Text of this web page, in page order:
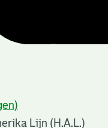
Lijn (H.A.L.)